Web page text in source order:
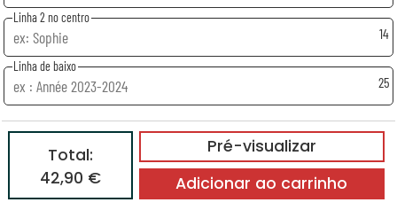
Linha 2 no centro
14
Linha de baixo
25
Pré-visualizar
Total:
42,90 €
Adicionar ao carrinho